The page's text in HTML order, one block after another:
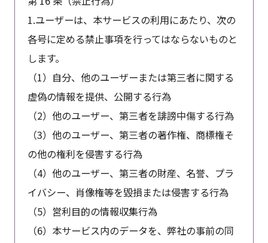
1.ユーザーは、本サービスの利用にあたり、次の
各号に定める禁止事項を行ってはならないものと
します。
（1）自分、他のユーザーまたは第三者に関する
虚偽の情報を提供、公開する行為
（2）他のユーザー、第三者を誹謗中傷する行為
（3）他のユーザー、第三者の著作権、商標権そ
の他の権利を侵害する行為
（4）他のユーザー、第三者の財産、名誉、プラ
イバシー、肖像権等を毀損または侵害する行為
（5）営利目的の情報収集行為
（6）本サービス内のデータを、弊社の事前の同